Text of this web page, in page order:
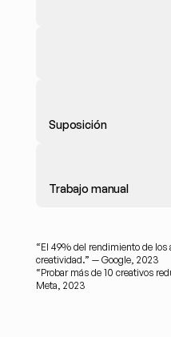
Suposición
Trabajo manual
“El 49% del rendimiento de los
creatividad.” — Google, 2023
“Probar más de 10 creativos
Meta, 2023